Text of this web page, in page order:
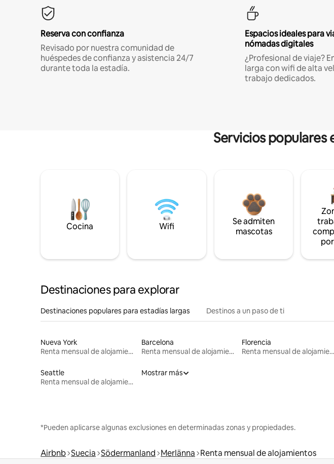
Reserva con confianza
Revisado por nuestra comunidad de
huéspedes de confianza y asistencia 24/7
durante toda la estadía.
Espacios ideales para
nómadas digitales
¿Profesional de viaje?
larga con wifi de alta
trabajo dedicados.
Servicios populares
Cocina Wifi
Se admiten
mascotas
Destinaciones para explorar
Destinaciones populares para estadías largas Destinos a un paso de ti
Nueva York
Renta mensual de alojamientos
Barcelona
Renta mensual de alojamientos
Florencia
Renta mensual de alojamientos
Seattle
Renta mensual de alojamientos
Mostrar más
*Pueden aplicarse algunas exclusiones en determinadas zonas y propiedades.
Airbnb Suecia Södermanland Merlänna Renta mensual de alojamientos